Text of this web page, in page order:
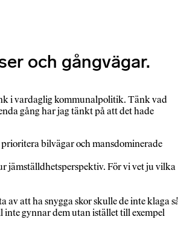
och gångvägar.
i vardaglig kommunalpolitik. Tänk vad
gång har jag tänkt på att det hade
bilvägar och mansdominerade
jämställdhetsperspektiv. För vi vet ju vilka
att ha snygga skor skulle de inte klaga
gynnar dem utan istället till exempel